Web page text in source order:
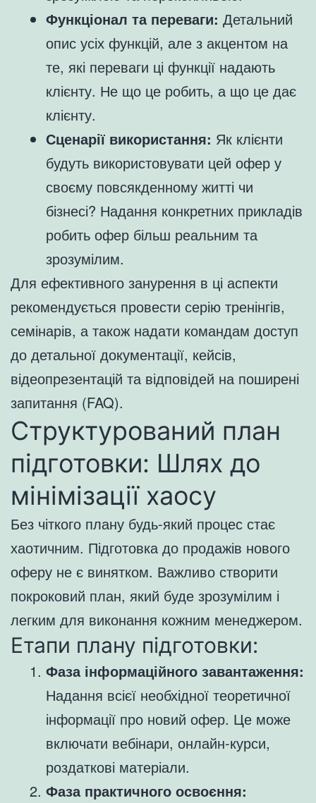
Функціонал та переваги: Детальний
опис усіх функцій, але з акцентом на
те, які переваги ці функції надають
клієнту. Не що це робить, а що це дає
клієнту.
Сценарії використання: Як клієнти
будуть використовувати цей офер у
своєму повсякденному житті чи
бізнесі? Надання конкретних прикладів
робить офер більш реальним та
зрозумілим.
Для ефективного занурення в ці аспекти
рекомендується провести серію тренінгів,
семінарів, а також надати командам доступ
до детальної документації, кейсів,
відеопрезентацій та відповідей на поширені
запитання (FAQ).
Структурований план
підготовки: Шлях до
мінімізації хаосу
Без чіткого плану будь-який процес стає
хаотичним. Підготовка до продажів нового
оферу не є винятком. Важливо створити
покроковий план, який буде зрозумілим і
легким для виконання кожним менеджером.
Етапи плану підготовки:
Фаза інформаційного завантаження:
Надання всієї необхідної теоретичної
інформації про новий офер. Це може
включати вебінари, онлайн-курси,
роздаткові матеріали.
Фаза практичного освоєння: